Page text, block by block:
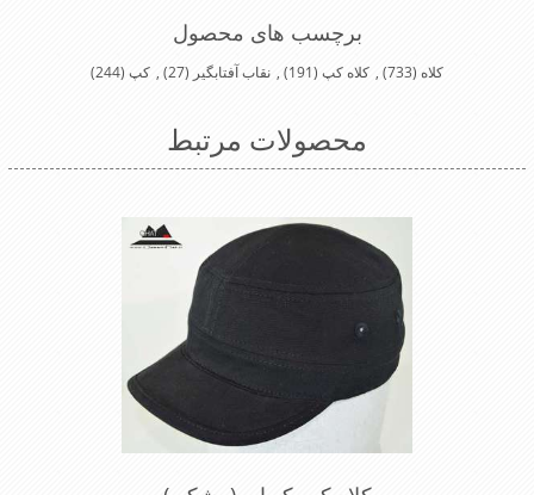
برچسب های محصول
کلاه (733)
, کلاه کپ (191)
, نقاب آفتابگیر (27)
, کپ (244)
محصولات مرتبط